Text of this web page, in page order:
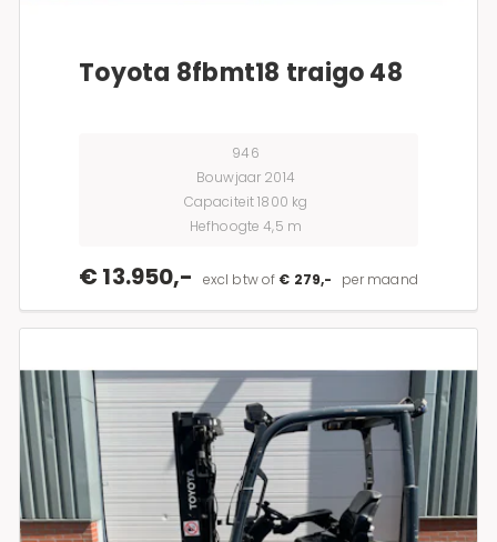
Toyota 8fbmt18 traigo 48
946
Bouwjaar 2014
Capaciteit 1800 kg
Hefhoogte 4,5 m
€ 13.950,- excl btw of € 279,- per maand